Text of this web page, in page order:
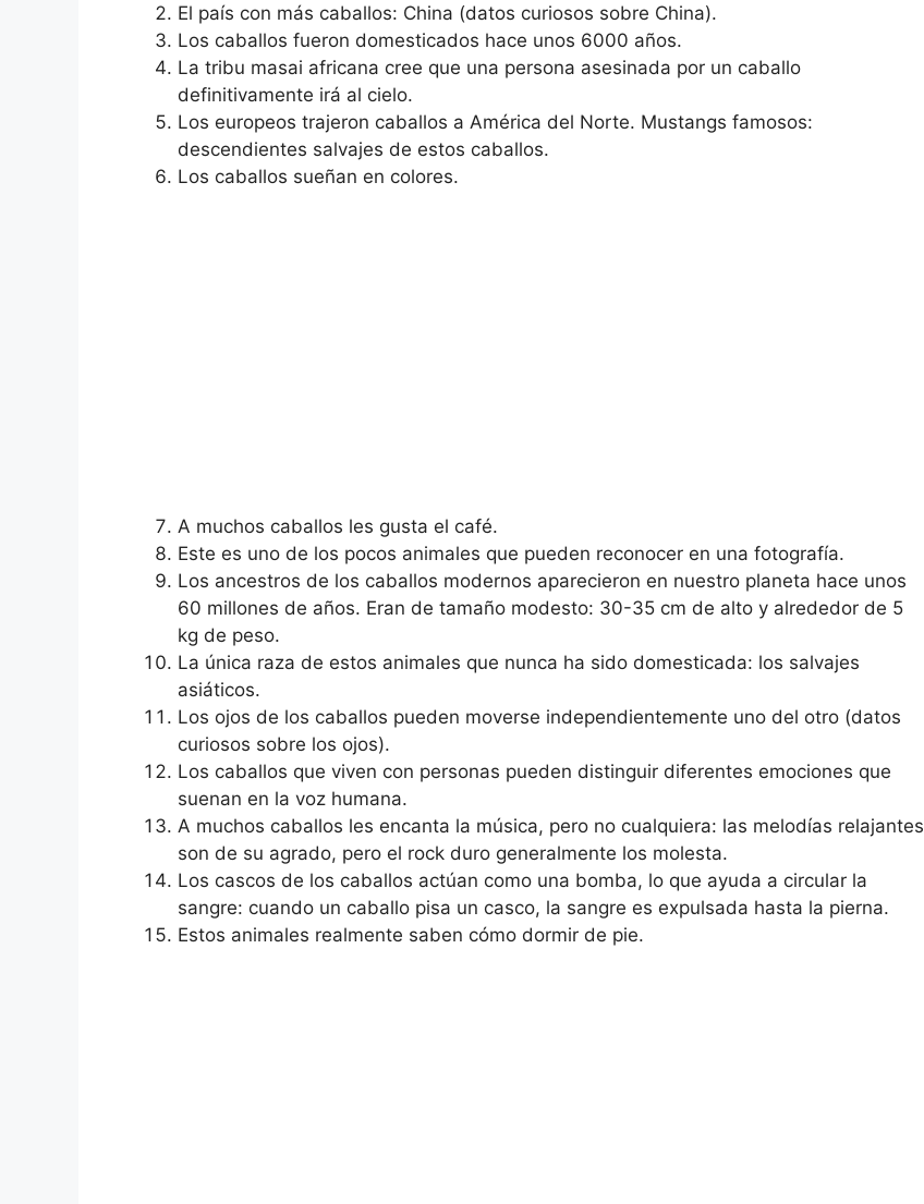
El país con más caballos: China (datos curiosos sobre China).
Los caballos fueron domesticados hace unos 6000 años.
La tribu masai africana cree que una persona asesinada por un caballo
definitivamente irá al cielo.
Los europeos trajeron caballos a América del Norte. Mustangs famosos:
descendientes salvajes de estos caballos.
Los caballos sueñan en colores.
A muchos caballos les gusta el café.
Este es uno de los pocos animales que pueden reconocer en una fotografía.
Los ancestros de los caballos modernos aparecieron en nuestro planeta hace unos
60 millones de años. Eran de tamaño modesto: 30-35 cm de alto y alrededor de 5
kg de peso.
La única raza de estos animales que nunca ha sido domesticada: los salvajes
asiáticos.
Los ojos de los caballos pueden moverse independientemente uno del otro (datos
curiosos sobre los ojos).
Los caballos que viven con personas pueden distinguir diferentes emociones que
suenan en la voz humana.
A muchos caballos les encanta la música, pero no cualquiera: las melodías relajantes
son de su agrado, pero el rock duro generalmente los molesta.
Los cascos de los caballos actúan como una bomba, lo que ayuda a circular la
sangre: cuando un caballo pisa un casco, la sangre es expulsada hasta la pierna.
Estos animales realmente saben cómo dormir de pie.